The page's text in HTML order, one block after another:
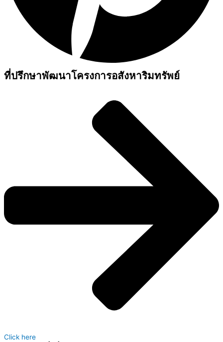
ที่ปรึกษาพัฒนาโครงการอสังหาริมทรัพย์
Click here